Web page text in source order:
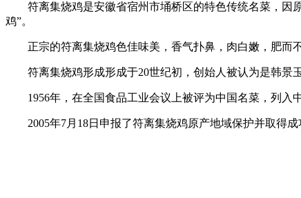
符离集烧鸡是安徽省宿州市埇桥区的特色传统名菜，因原
鸡”。
正宗的符离集烧鸡色佳味美，香气扑鼻，肉白嫩，肥而不
符离集烧鸡形成形成于20世纪初，创始人被认为是韩景玉
1956年，在全国食品工业会议上被评为中国名菜，列入
2005年7月18日申报了符离集烧鸡原产地域保护并取得成